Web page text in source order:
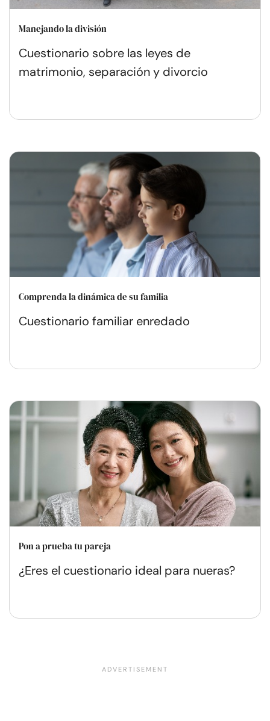
Manejando la división
Cuestionario sobre las leyes de
matrimonio, separación y divorcio
Comprenda la dinámica de su familia
Cuestionario familiar enredado
Pon a prueba tu pareja
¿Eres el cuestionario ideal para nueras?